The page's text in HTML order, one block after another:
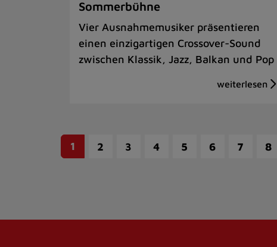
Sommerbühne
Vier Ausnahmemusiker präsentieren
einen einzigartigen Crossover-Sound
zwischen Klassik, Jazz, Balkan und Pop
1 2 3 4 5 6 7 8